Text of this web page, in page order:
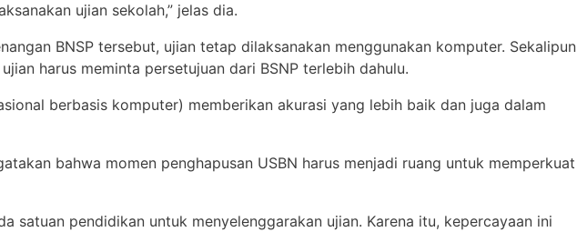
ujian sekolah,” jelas dia.
BNSP tersebut, ujian tetap dilaksanakan menggunakan komputer. Sekalipun
harus meminta persetujuan dari BSNP terlebih dahulu.
berbasis komputer) memberikan akurasi yang lebih baik dan juga dalam
bahwa momen penghapusan USBN harus menjadi ruang untuk memperkuat
satuan pendidikan untuk menyelenggarakan ujian. Karena itu, kepercayaan ini